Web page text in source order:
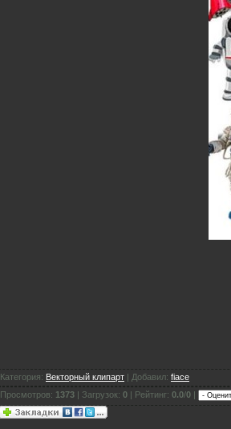
Категория: Векторный клипарт | Добавил: fiace
Просмотров: 1373 | Загрузок: 0 | Рейтинг: 0.0/0 |